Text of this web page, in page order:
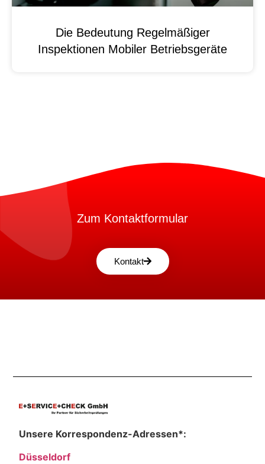
Die Bedeutung Regelmäßiger
Inspektionen Mobiler Betriebsgeräte
Zum Kontaktformular
Kontakt
Unsere Korrespondenz-Adressen*:
Düsseldorf